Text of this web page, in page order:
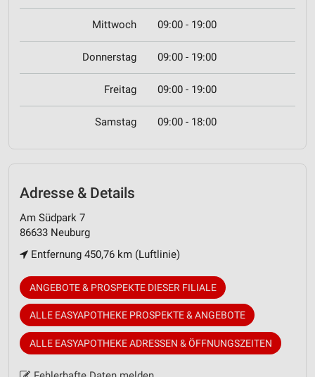
Mittwoch 09:00 - 19:00
Donnerstag 09:00 - 19:00
Freitag 09:00 - 19:00
Samstag 09:00 - 18:00
Adresse & Details
Am Südpark 7
86633 Neuburg
Entfernung 450,76 km (Luftlinie)
ANGEBOTE & PROSPEKTE DIESER FILIALE
ALLE EASYAPOTHEKE PROSPEKTE & ANGEBOTE
ALLE EASYAPOTHEKE ADRESSEN & ÖFFNUNGSZEITEN